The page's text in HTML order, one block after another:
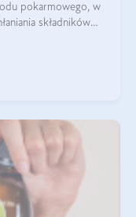
pokarmowego, w
składników